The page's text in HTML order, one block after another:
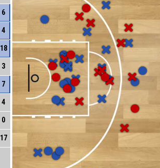
6
4
18
3
7
4
0
17